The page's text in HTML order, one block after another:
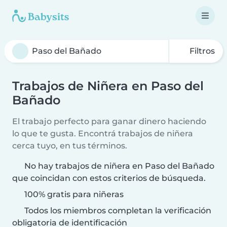
Filtros
Trabajos de Niñera en Paso del
Bañado
El trabajo perfecto para ganar dinero haciendo
lo que te gusta. Encontrá trabajos de niñera
cerca tuyo, en tus términos.
No hay trabajos de niñera en Paso del Bañado
que coincidan con estos criterios de búsqueda.
100% gratis para niñeras
Todos los miembros completan la verificación
obligatoria de identificación